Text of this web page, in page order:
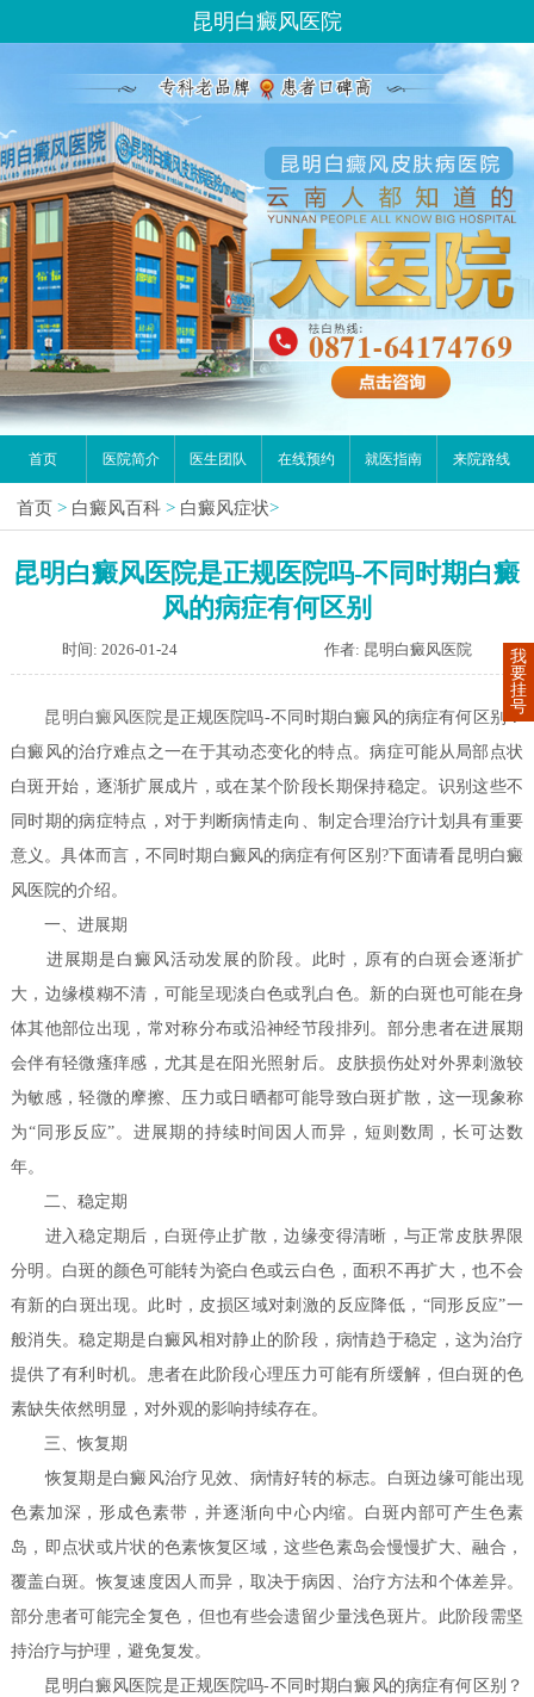
昆明白癜风医院
首页 医院简介 医生团队 在线预约 就医指南 来院路线
首页 > 白癜风百科 > 白癜风症状>
昆明白癜风医院是正规医院吗-不同时期白癜
风的病症有何区别
时间: 2026-01-24 作者: 昆明白癜风医院
昆明白癜风医院是正规医院吗-不同时期白癜风的病症有何区别？
白癜风的治疗难点之一在于其动态变化的特点。病症可能从局部点状
白斑开始，逐渐扩展成片，或在某个阶段长期保持稳定。识别这些不
同时期的病症特点，对于判断病情走向、制定合理治疗计划具有重要
意义。具体而言，不同时期白癜风的病症有何区别?下面请看昆明白癜
风医院的介绍。
一、进展期
进展期是白癜风活动发展的阶段。此时，原有的白斑会逐渐扩
大，边缘模糊不清，可能呈现淡白色或乳白色。新的白斑也可能在身
体其他部位出现，常对称分布或沿神经节段排列。部分患者在进展期
会伴有轻微瘙痒感，尤其是在阳光照射后。皮肤损伤处对外界刺激较
为敏感，轻微的摩擦、压力或日晒都可能导致白斑扩散，这一现象称
为“同形反应”。进展期的持续时间因人而异，短则数周，长可达数
年。
二、稳定期
进入稳定期后，白斑停止扩散，边缘变得清晰，与正常皮肤界限
分明。白斑的颜色可能转为瓷白色或云白色，面积不再扩大，也不会
有新的白斑出现。此时，皮损区域对刺激的反应降低，“同形反应”一
般消失。稳定期是白癜风相对静止的阶段，病情趋于稳定，这为治疗
提供了有利时机。患者在此阶段心理压力可能有所缓解，但白斑的色
素缺失依然明显，对外观的影响持续存在。
三、恢复期
恢复期是白癜风治疗见效、病情好转的标志。白斑边缘可能出现
色素加深，形成色素带，并逐渐向中心内缩。白斑内部可产生色素
岛，即点状或片状的色素恢复区域，这些色素岛会慢慢扩大、融合，
覆盖白斑。恢复速度因人而异，取决于病因、治疗方法和个体差异。
部分患者可能完全复色，但也有些会遗留少量浅色斑片。此阶段需坚
持治疗与护理，避免复发。
昆明白癜风医院是正规医院吗-不同时期白癜风的病症有何区别？
我
要
挂
号